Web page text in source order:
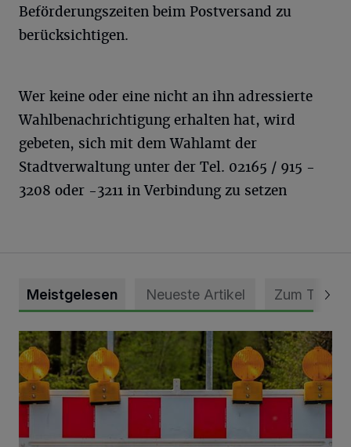
Beförderungszeiten beim Postversand zu
berücksichtigen.
Wer keine oder eine nicht an ihn adressierte
Wahlbenachrichtigung erhalten hat, wird
gebeten, sich mit dem Wahlamt der
Stadtverwaltung unter der Tel. 02165 / 915 -
3208 oder -3211 in Verbindung zu setzen
Meistgelesen Neueste Artikel Zum Thema
Vollsperrung der Talstraße in Grevenbroich-Kapellen